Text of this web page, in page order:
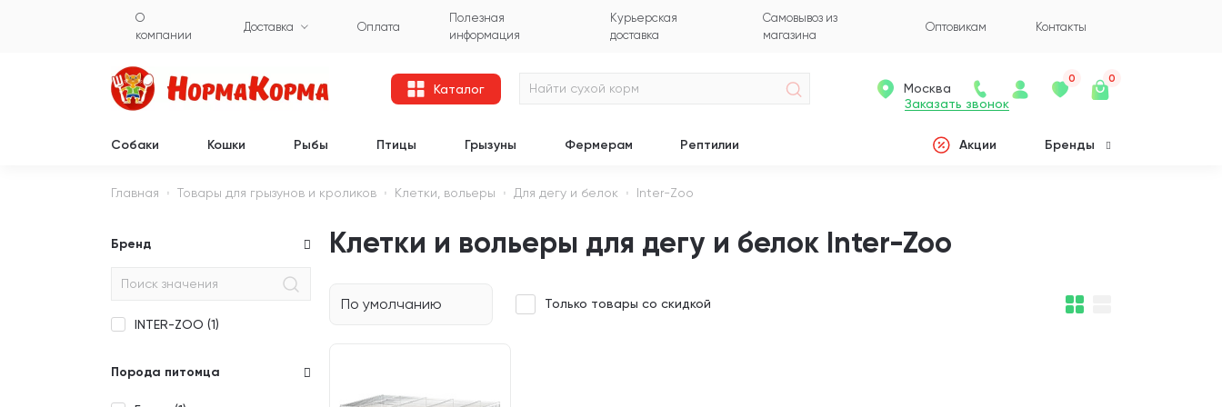
О
компании
Доставка Оплата
Полезная
информация
Курьерская
доставка
Самовывоз из
магазина
Оптовикам Контакты
Каталог
Заказать звонок
Москва
0 0
Собаки Кошки Рыбы Птицы Грызуны Фермерам Рептилии Акции Бренды
Главная Товары для грызунов и кроликов Клетки, вольеры Для дегу и белок Inter-Zoo
Бренд
INTER-ZOO (1)
Порода питомца
Клетки и вольеры для дегу и белок Inter-Zoo
По умолчанию Только товары со скидкой